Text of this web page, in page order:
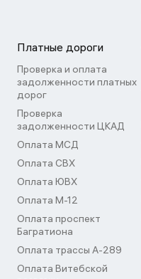
Платные дороги
Проверка и оплата
задолженности платных
дорог
Проверка
задолженности ЦКАД
Оплата МСД
Оплата СВХ
Оплата ЮВХ
Оплата М-12
Оплата проспект
Багратиона
Оплата трассы А-289
Оплата Витебской